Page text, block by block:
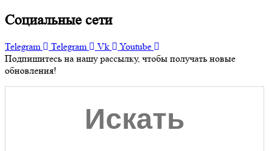
Социальные сети
Telegram Telegram Vk
Youtube
Подпишитесь на нашу рассылку, чтобы получать новые
обновления!